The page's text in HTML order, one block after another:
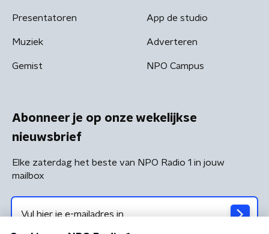
Presentatoren
Muziek
Gemist
App de studio
Adverteren
NPO Campus
Abonneer je op onze wekelijkse
nieuwsbrief
Elke zaterdag het beste van NPO Radio 1 in jouw
mailbox